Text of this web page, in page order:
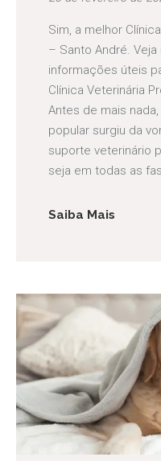
Sim, a melhor
– Santo André.
informações úteis
Clínica Veterinária
Antes de mais
popular surgiu da
suporte veterinário
seja em todas as
Saiba Mais